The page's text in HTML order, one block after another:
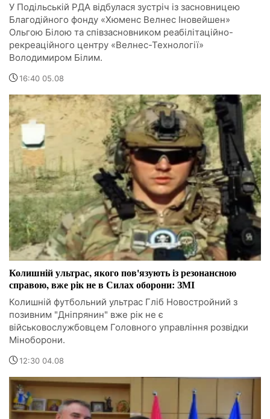
У Подільській РДА відбулася зустріч із засновницею
Благодійного фонду «Хюменс Велнес Іновейшен»
Ольгою Білою та співзасновником реабілітаційно-
рекреаційного центру «Велнес-Технології»
Володимиром Білим.
16:40 05.08
Колишній ультрас, якого пов'язують із резонансною
справою, вже рік не в Силах оборони: ЗМІ
Колишній футбольний ультрас Гліб Новостройний з
позивним "Дніпрянин" вже рік не є
військовослужбовцем Головного управління розвідки
Міноборони.
12:30 04.08